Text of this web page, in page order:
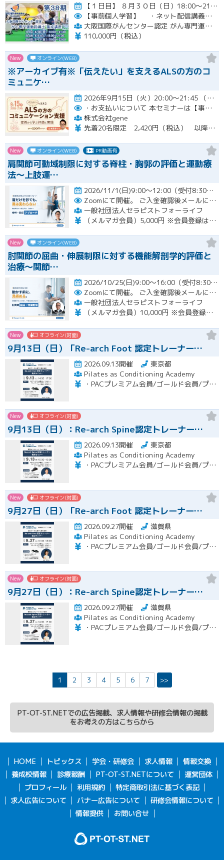
【１日目】 ８月３０日（日）18:00～21:30 ［ 集合学習の内容 ］ ① 開講式 ② カウンセリングの実…開催
【事前個人学習】
・ネット配信講義の動画ＵＲＬをお知らせします。
大阪国際がんセンター認定 がん専門運動指導士 事務局
110,000円（税込）
New オンライン(WEB)
※アーカイブ有※「伝えたい」を支えるALSの方のコ
ミュニケ…
2026年9月15日（火）20:00～21:45 （受付開始時間 19:45）開催
・お支払いについて 本セミナーは【事前支払い（クレジットカード・銀行振込）】です。
株式会社gene
先着20名限定 2,420円（税込） 以降3,000円（税込） ※お支払い方法：クレジットカード・銀行振込 【キャンセルについて】 決済後はいかなる理由でも返金はいたしませんのでご了承ください。 受講料をお支払いいただいた方には、後日アーカイブの視聴URLをお送りいたします。
New オンライン(WEB) PR動画有
肩関節可動域制限に対する脊柱・胸郭の評価と運動療
法〜上肢運…
2026/11/1(日)9:00～12:00（受付8:30～）開催
Zoomにて開催。
ご入金確認後メールにてURLをお知らせいたします。
一般社団法人セラピストフォーライフ
（メルマガ会員）5,000円 ※会員登録はホームページより無料で行って頂けます。 会員限定特典あり！
New オンライン(WEB)
肘関節の屈曲・伸展制限に対する機能解剖学的評価と
治療～関節…
2026/10/25(日)9:00～16:00（受付8:30～） （※途中、１時間のお昼休憩あり）開催
Zoomにて開催。
ご入金確認後メールにてURLをお知らせいたします。
一般社団法人セラピストフォーライフ
（メルマガ会員）10,000円 ※会員登録はホームページより無料で行って頂けます。 会員限定特典あり！
New オフライン(対面)
9月13日（日）「Re-arch Foot 認定トレーナー…
2026.09.13開催
東京都
Pilates as Conditioning Academy
・PACプレミアム会員/ゴールド会員/プラチナ会員：9,900円（税込） ・PACスタンダード会員：13,200円（税込） ・フリー会員：16,500円（税込）
New オフライン(対面)
9月13日（日）：Re-arch Spine認定トレーナー…
2026.09.13開催
東京都
Pilates as Conditioning Academy
・PACプレミアム会員/ゴールド会員/プラチナ会員：9,900円（税込） ・PACスタンダード会員：13,200円（税込） ・フリー会員：16,500円（税込）
New オフライン(対面)
9月27日（日）「Re-arch Foot 認定トレーナー…
2026.09.27開催
滋賀県
Pilates as Conditioning Academy
・PACプレミアム会員/ゴールド会員/プラチナ会員：9,900円（税込） ・PACスタンダード会員：13,200円（税込） ・フリー会員：16,500円（税込）
New オフライン(対面)
9月27日（日）：Re-arch Spine認定トレーナー…
2026.09.27開催
滋賀県
Pilates as Conditioning Academy
・PACプレミアム会員/ゴールド会員/プラチナ会員：9,900円（税込） ・PACスタンダード会員：13,200円（税込） ・フリー会員：16,500円（税込）
1 2 3 4 5 6 7 >>
PT-OT-ST.NETでの広告掲載、求人情報や研修会情報の掲載
をお考えの方はこちらから
HOME トピックス 学会・研修会 求人情報
情報交換
養成校情報
診療報酬 PT-OT-ST.NETについて
運営団体
プロフィール
利用規約
特定商取引法に基づく表記
求人広告について
バナー広告について
研修会情報について
情報提供
お問い合せ